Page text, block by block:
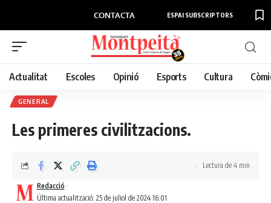
CONTACTA ESPAI SUBSCRIPTORS
Actualitat Escoles Opinió Esports Cultura
GENERAL
Les primeres civilitzacions.
Última actualització: 25 de juliol de 2024 16:01
Redacció
Lectura de 4 min